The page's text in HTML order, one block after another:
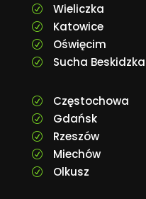
R Wieliczka
R Katowice
R Oświęcim
R Sucha Beskidzka
R Częstochowa
R Gdańsk
R Rzeszów
R Miechów
R Olkusz